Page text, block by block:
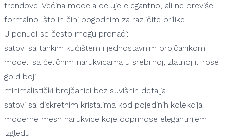
trendove. Većina modela deluje elegantno, ali ne previše
formalno, što ih čini pogodnim za različite prilike.
U ponudi se često mogu pronaći:
satovi sa tankim kućištem i jednostavnim brojčanikom
modeli sa čeličnim narukvicama u srebrnoj, zlatnoj ili rose
gold boji
minimalistički brojčanici bez suvišnih detalja
satovi sa diskretnim kristalima kod pojedinih kolekcija
moderne mesh narukvice koje doprinose elegantnijem
izgledu